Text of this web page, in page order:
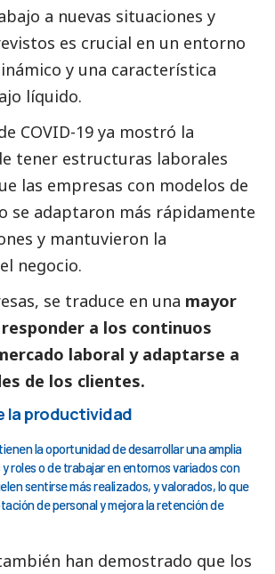
a nuevas situaciones y
es crucial en un entorno
y una característica
líquido.
COVID-19 ya mostró la
tener estructuras laborales
las empresas con modelos de
se adaptaron más rápidamente
y mantuvieron la
negocio.
se traduce en una mayor
a los continuos
laboral y adaptarse a
de los clientes.
la productividad
la oportunidad de desarrollar una amplia
roles o de trabajar en entornos variados con
sentirse más realizados, y valorados, lo que
de personal y mejora la retención de
han demostrado que los